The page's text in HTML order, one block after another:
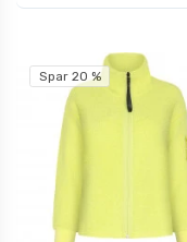
Spar 20 %